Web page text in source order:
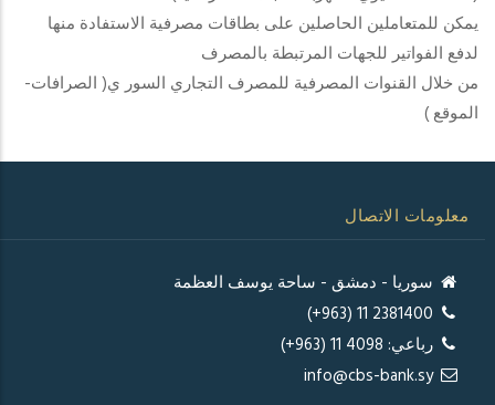
يمكن للمتعاملين الحاصلين على بطاقات مصرفية الاستفادة منها
لدفع الفواتير للجهات المرتبطة بالمصرف
من خلال القنوات المصرفية للمصرف التجاري السور ي( الصرافات-
الموقع )
معلومات الاتصال
سوريا - دمشق - ساحة يوسف العظمة
رباعي: 4098 11 (963+)
info@cbs-bank.sy